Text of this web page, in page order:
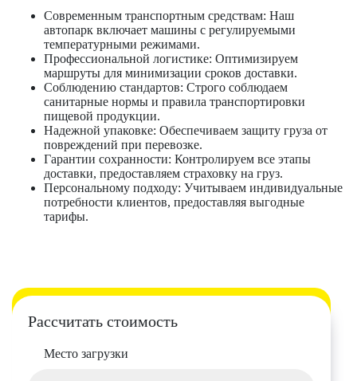
Современным транспортным средствам: Наш
автопарк включает машины с регулируемыми
температурными режимами.
Профессиональной логистике: Оптимизируем
маршруты для минимизации сроков доставки.
Соблюдению стандартов: Строго соблюдаем
санитарные нормы и правила транспортировки
пищевой продукции.
Надежной упаковке: Обеспечиваем защиту груза от
повреждений при перевозке.
Гарантии сохранности: Контролируем все этапы
доставки, предоставляем страховку на груз.
Персональному подходу: Учитываем индивидуальные
потребности клиентов, предоставляя выгодные
тарифы.
Рассчитать стоимость
Место загрузки